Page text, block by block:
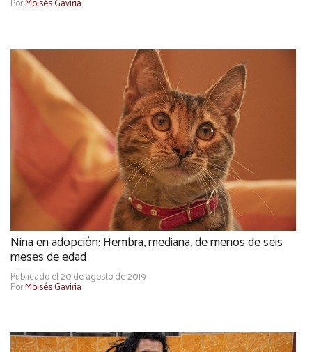
PorMoisés Gaviria
Nina en adopción: Hembra, mediana, de menos de seis
meses de edad
Publicado el 20 de agosto de 2019
PorMoisés Gaviria